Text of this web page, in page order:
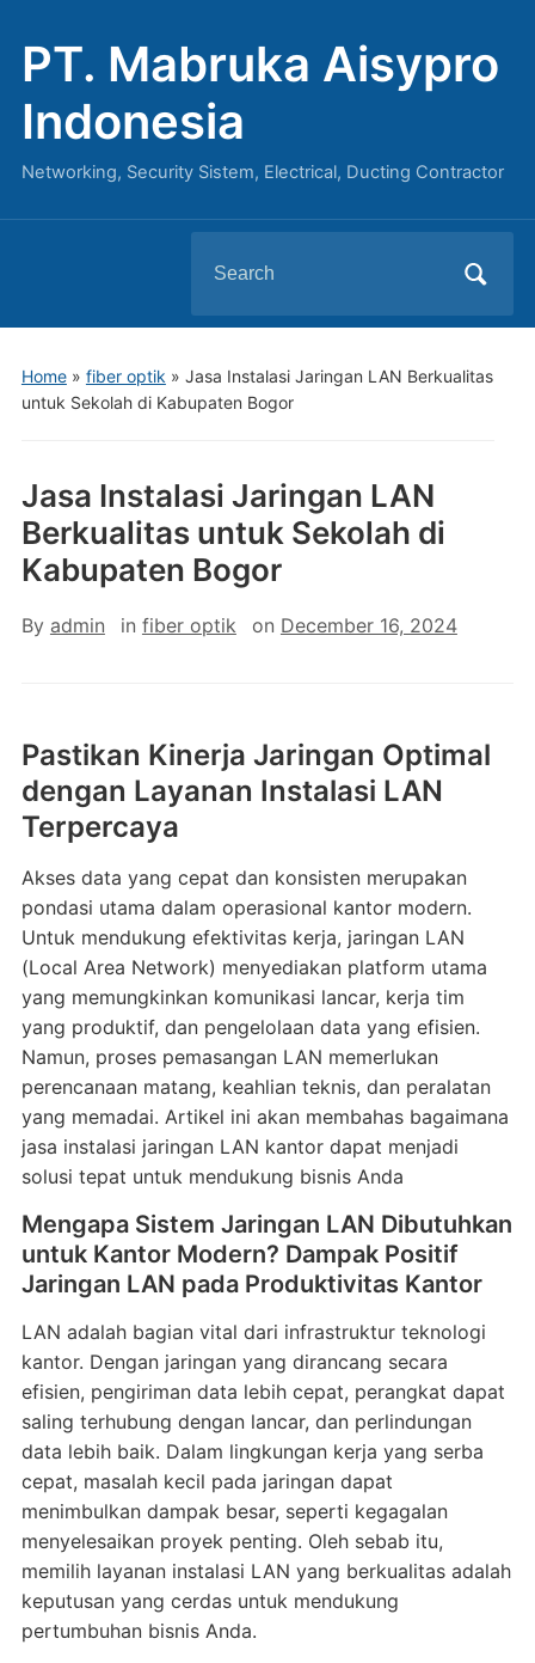
PT. Mabruka Aisypro
Indonesia
Networking, Security Sistem, Electrical, Ducting Contractor
for:
Home» fiber optik » Jasa Instalasi Jaringan LAN Berkualitas
untuk Sekolah di Kabupaten Bogor
Jasa Instalasi Jaringan LAN
Berkualitas untuk Sekolah di
Kabupaten Bogor
By admin in fiber optik on December 16, 2024
Pastikan Kinerja Jaringan Optimal
dengan Layanan Instalasi LAN
Terpercaya
Akses data yang cepat dan konsisten merupakan
pondasi utama dalam operasional kantor modern.
Untuk mendukung efektivitas kerja, jaringan LAN
(Local Area Network) menyediakan platform utama
yang memungkinkan komunikasi lancar, kerja tim
yang produktif, dan pengelolaan data yang efisien.
Namun, proses pemasangan LAN memerlukan
perencanaan matang, keahlian teknis, dan peralatan
yang memadai. Artikel ini akan membahas bagaimana
jasa instalasi jaringan LAN kantor dapat menjadi
solusi tepat untuk mendukung bisnis Anda
Mengapa Sistem Jaringan LAN Dibutuhkan
untuk Kantor Modern? Dampak Positif
Jaringan LAN pada Produktivitas Kantor
LAN adalah bagian vital dari infrastruktur teknologi
kantor. Dengan jaringan yang dirancang secara
efisien, pengiriman data lebih cepat, perangkat dapat
saling terhubung dengan lancar, dan perlindungan
data lebih baik. Dalam lingkungan kerja yang serba
cepat, masalah kecil pada jaringan dapat
menimbulkan dampak besar, seperti kegagalan
menyelesaikan proyek penting. Oleh sebab itu,
memilih layanan instalasi LAN yang berkualitas adalah
keputusan yang cerdas untuk mendukung
pertumbuhan bisnis Anda.